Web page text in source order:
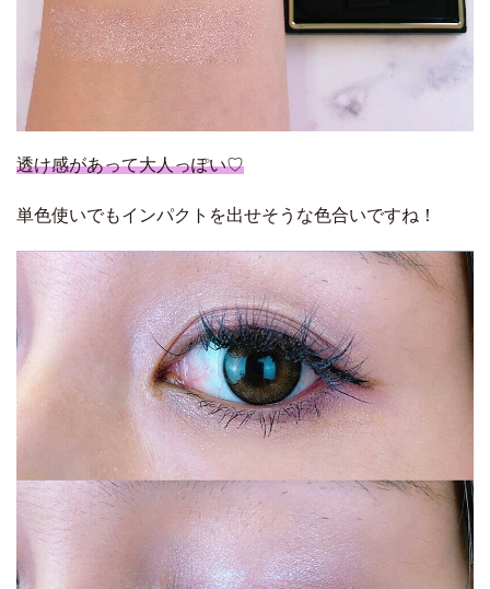
透け感があって大人っぽい♡
単色使いでもインパクトを出せそうな色合いですね！